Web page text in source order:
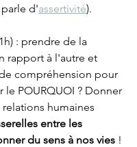
d'assertivité).
: prendre de la
rapport à l'autre et
compréhension pour
le POURQUOI ? Donner
relations humaines
entre les
du sens à nos vies !